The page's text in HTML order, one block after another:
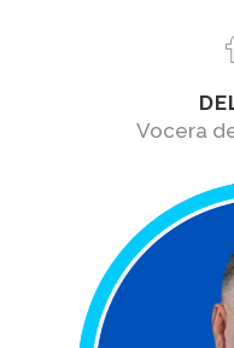
Vocera